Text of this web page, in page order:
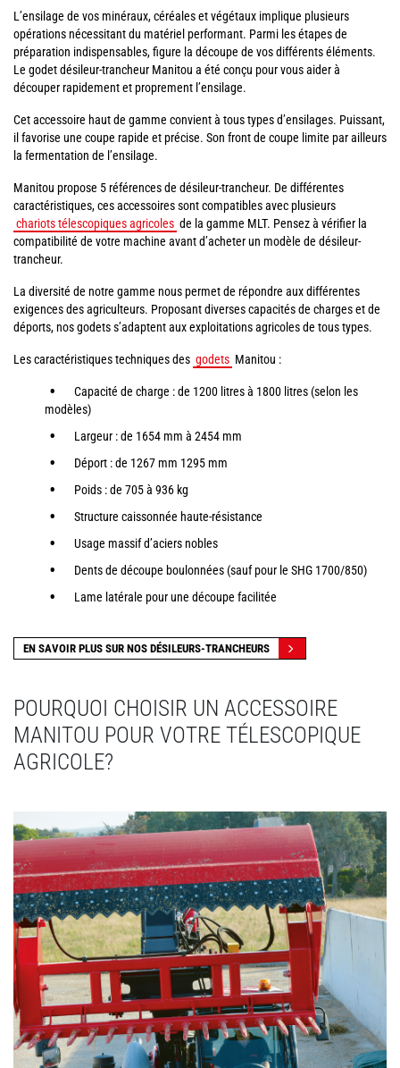
L’ensilage de vos minéraux, céréales et végétaux implique plusieurs
opérations nécessitant du matériel performant. Parmi les étapes de
préparation indispensables, figure la découpe de vos différents éléments.
Le godet désileur-trancheur Manitou a été conçu pour vous aider à
découper rapidement et proprement l’ensilage.
Cet accessoire haut de gamme convient à tous types d’ensilages. Puissant,
il favorise une coupe rapide et précise. Son front de coupe limite par ailleurs
la fermentation de l’ensilage.
Manitou propose 5 références de désileur-trancheur. De différentes
caractéristiques, ces accessoires sont compatibles avec plusieurs
chariots télescopiques agricoles de la gamme MLT. Pensez à vérifier la
compatibilité de votre machine avant d’acheter un modèle de désileur-
trancheur.
La diversité de notre gamme nous permet de répondre aux différentes
exigences des agriculteurs. Proposant diverses capacités de charges et de
déports, nos godets s’adaptent aux exploitations agricoles de tous types.
Les caractéristiques techniques des godets Manitou :
Capacité de charge : de 1200 litres à 1800 litres (selon les
modèles)
Largeur : de 1654 mm à 2454 mm
Déport : de 1267 mm 1295 mm
Poids : de 705 à 936 kg
Structure caissonnée haute-résistance
Usage massif d’aciers nobles
Dents de découpe boulonnées (sauf pour le SHG 1700/850)
Lame latérale pour une découpe facilitée
EN SAVOIR PLUS SUR NOS DÉSILEURS-TRANCHEURS
POURQUOI CHOISIR UN ACCESSOIRE
MANITOU POUR VOTRE TÉLESCOPIQUE
AGRICOLE?